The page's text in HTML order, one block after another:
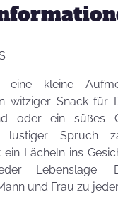
eine kleine
witziger Snack für
oder ein süßes
lustiger Spruch
ein Lächeln ins
Lebenslage.
und Frau zu